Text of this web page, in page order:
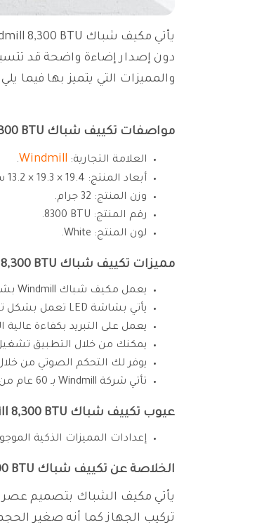
دون إصدار إضاءة واضحة قد
والمميزات التي يتميز بها فيما يلي.
مواصفات تكييف شباك Windmill 8,300 BTU:
العلامة التجارية: Windmill
.
أبعاد المنتج: 19.4 × 19.3 × 13.2 سم.
وزن المنتج: 32 جرام.
رقم المنتج: ‎8300 BTU.
لون المنتج: White.
مميزات تكييف شباك Windmill 8,300 BTU:
يعمل مكيف شباك Windmill بشكل هادئ ولا يسبب الإزعاج.
يأتي بشاشة LED تعمل بشكل تلقائي، كما أنه متوفر بتصميم راقي وعصري يعطي منزلك مظهر عصري وأنيق.
يعمل على التبريد بكفاءة
يمكنك من خلال التطبيق تشغيل مكيف الشباك قبل العودة
يوفر لك التحكم الصوتي من
تأتي شركة Windmill بـ 60 عام من الخبرة في صنع تيار متردد بتكنولوجيا حديثة ومتميزة.
عيوب تكييف شباك Windmill 8,300 BTU:
إعدادات المميزات الذكية
الخلاصة عن تكييف شباك Windmill 8,300 BTU:
يأتي مكيف الشباك بتصميم
تركيب الجهاز كما أنه صغير